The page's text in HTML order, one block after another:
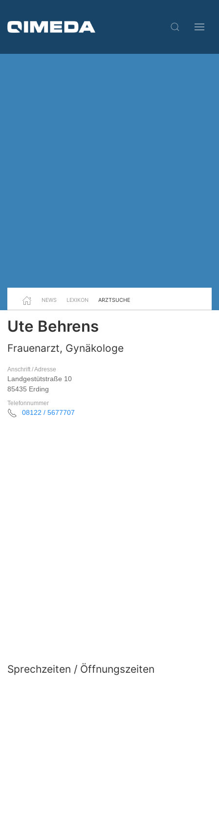
NEWS LEXIKON ARZTSUCHE
Ute Behrens
Frauenarzt, Gynäkologe
Anschrift / Adresse
Landgestütstraße 10
85435 Erding
Telefonnummer
08122 / 5677707
Sprechzeiten / Öffnungszeiten